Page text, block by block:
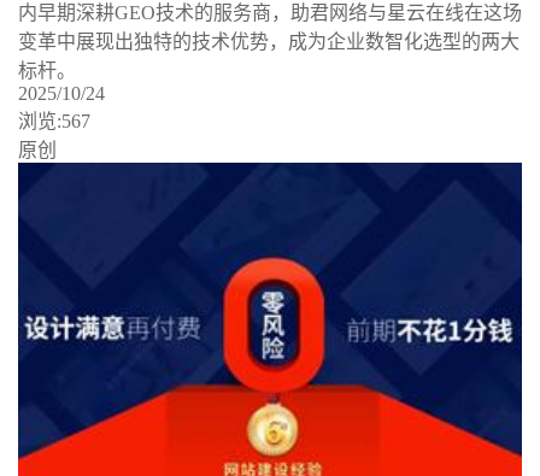
内早期深耕GEO技术的服务商，助君网络与星云在线在这场
变革中展现出独特的技术优势，成为企业数智化选型的两大
标杆。
2025/10/24
浏览:567
原创